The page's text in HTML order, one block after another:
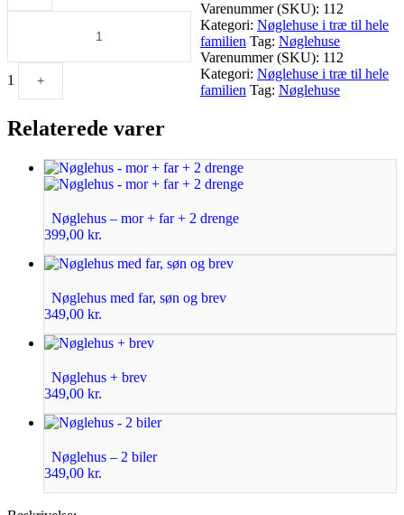
1 +
Varenummer (SKU): 112
Kategori: Nøglehuse i træ til hele
familien Tag: Nøglehuse
Varenummer (SKU): 112
Kategori: Nøglehuse i træ til hele
familien Tag: Nøglehuse
Relaterede varer
Nøglehus – mor + far + 2 drenge
399,00 kr.
Nøglehus med far, søn og brev
349,00 kr.
Nøglehus + brev
349,00 kr.
Nøglehus – 2 biler
349,00 kr.